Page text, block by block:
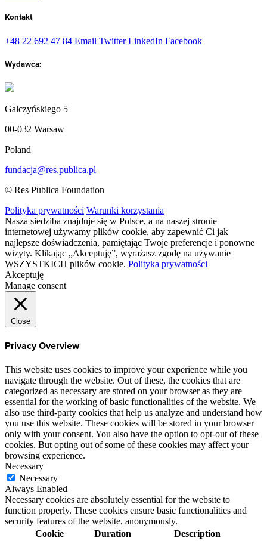
Kontakt
+48 22 692 47 84 Email Twitter LinkedIn Facebook
Wydawca:
Gałczyńskiego 5
00-032 Warsaw
Poland
fundacja@res.publica.pl
© Res Publica Foundation
Polityka prywatności Warunki korzystania
Nasza siedziba znajduje się w Polsce, a na naszej stronie
internetowej używamy plików cookie, aby zapewnić Ci jak
najlepsze doświadczenia, pamiętając Twoje preferencje i ponowne
wizyty. Klikając „Akceptuję”, wyrażasz zgodę na używanie
WSZYSTKICH plików cookie. Polityka prywatności
Akceptuję
Manage consent
Close
Privacy Overview
This website uses cookies to improve your experience while you
navigate through the website. Out of these, the cookies that are
categorized as necessary are stored on your browser as they are
essential for the working of basic functionalities of the website. We
also use third-party cookies that help us analyze and understand how
you use this website. These cookies will be stored in your browser
only with your consent. You also have the option to opt-out of these
cookies. But opting out of some of these cookies may affect your
browsing experience.
Necessary
Necessary
Always Enabled
Necessary cookies are absolutely essential for the website to
function properly. These cookies ensure basic functionalities and
security features of the website, anonymously.
Cookie
Duration Description